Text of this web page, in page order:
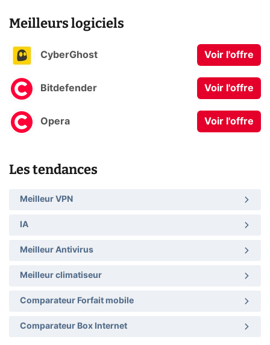
Meilleurs logiciels
CyberGhost Voir l'offre
Bitdefender Voir l'offre
Opera Voir l'offre
Les tendances
Meilleur VPN
IA
Meilleur Antivirus
Meilleur climatiseur
Comparateur Forfait mobile
Comparateur Box Internet